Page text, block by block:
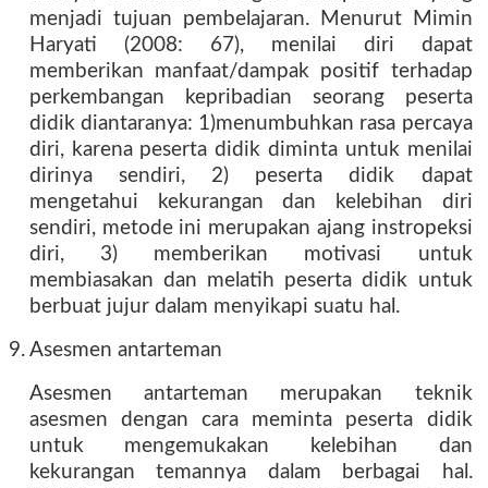
menjadi tujuan pembelajaran. Menurut Mimin
Haryati (2008: 67), menilai diri dapat
memberikan manfaat/dampak positif terhadap
perkembangan kepribadian seorang peserta
didik diantaranya: 1)menumbuhkan rasa percaya
diri, karena peserta didik diminta untuk menilai
dirinya sendiri, 2) peserta didik dapat
mengetahui kekurangan dan kelebihan diri
sendiri, metode ini merupakan ajang instropeksi
diri, 3) memberikan motivasi untuk
membiasakan dan melatih peserta didik untuk
berbuat jujur dalam menyikapi suatu hal.
9. Asesmen antarteman
Asesmen antarteman merupakan teknik
asesmen dengan cara meminta peserta didik
untuk mengemukakan kelebihan dan
kekurangan temannya dalam berbagai hal.